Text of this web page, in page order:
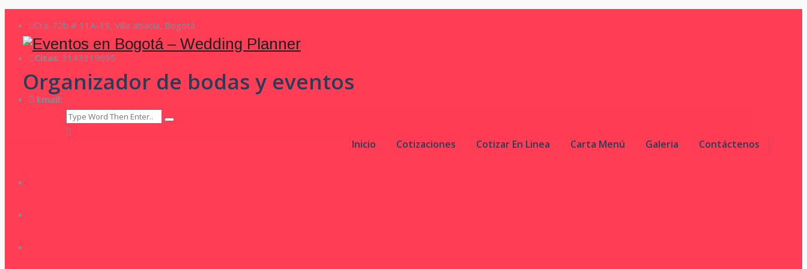
Cra. 72b # 11A-39, Villa alsacia, Bogotá
Citas: 3143319695
Email:
Organizador de bodas y eventos
Inicio Cotizaciones Cotizar En Linea Carta Menú Galeria Contáctenos